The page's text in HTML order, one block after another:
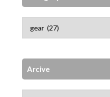
Arcive